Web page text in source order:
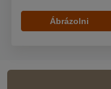
Ábrázolni